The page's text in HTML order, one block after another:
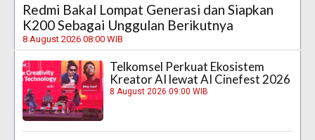
Redmi Bakal Lompat Generasi dan Siapkan
K200 Sebagai Unggulan Berikutnya
8 August 2026 08:00 WIB
Telkomsel Perkuat Ekosistem
Kreator AI lewat AI Cinefest 2026
8 August 2026 09:00 WIB